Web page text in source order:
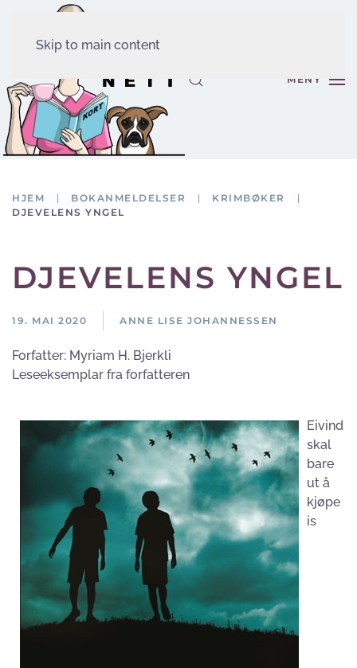
Skip to main content
MENY
HJEM BOKANMELDELSER
KRIMBØKER
DJEVELENS YNGEL
DJEVELENS YNGEL
19. MAI 2020 ANNE LISE JOHANNESSEN
Forfatter: Myriam H. Bjerkli
Leseeksemplar fra forfatteren
Eivind
skal
bare
ut å
kjøpe
is